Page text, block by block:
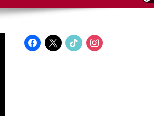
facebook
x tiktok instagram